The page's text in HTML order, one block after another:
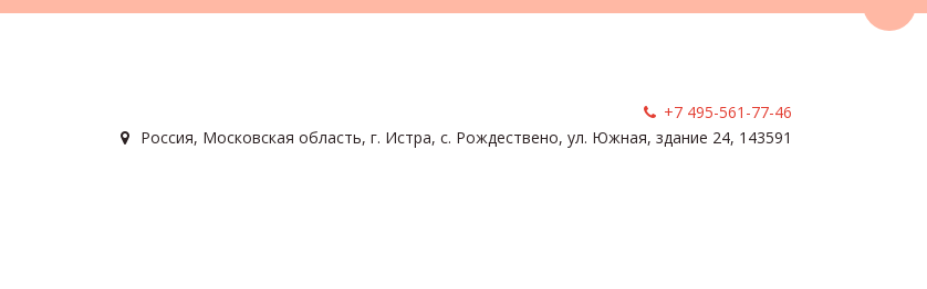
+7 495-561-77-46
Россия, Московская область, г. Истра, с. Рождествено, ул. Южная, здание 24, 143591